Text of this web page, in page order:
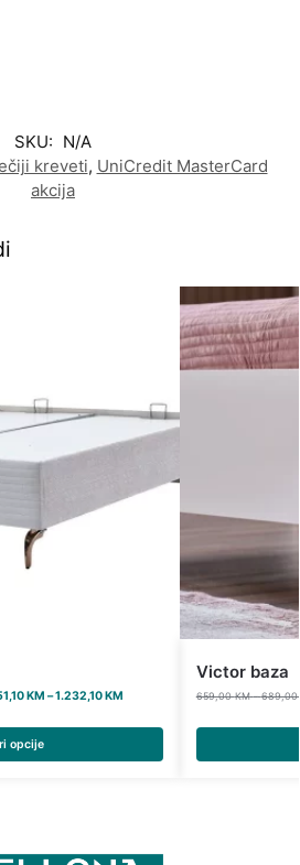
SKU: N/A
kreveti, UniCredit MasterCard
akcija
KM –1.232,10KM
opcije
Victor baza
659,00KM – 689,00